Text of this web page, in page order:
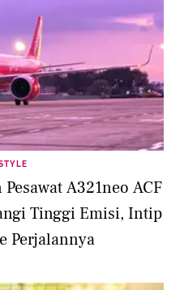
A321neo ACF
Tinggi Emisi, Intip
Perjalannya